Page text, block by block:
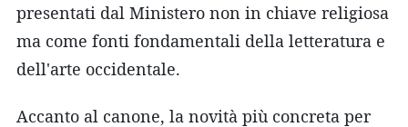
presentati dal Ministero non in chiave religiosa
ma come fonti fondamentali della letteratura e
dell'arte occidentale.
Accanto al canone, la novità più concreta per